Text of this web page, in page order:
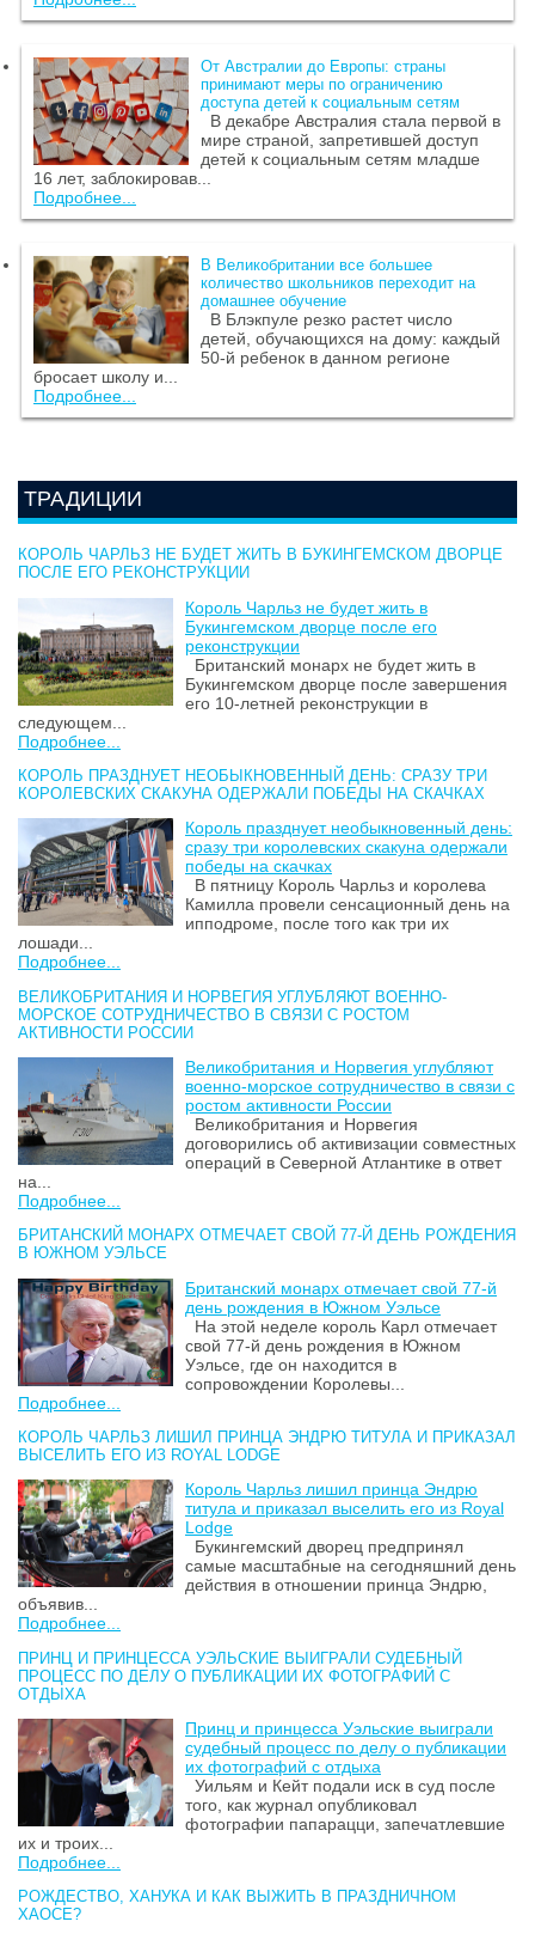
От Австралии до Европы: страны
принимают меры по ограничению
доступа детей к социальным сетям
В декабре Австралия стала первой в
мире страной, запретившей доступ
детей к социальным сетям младше
16 лет, заблокировав...
Подробнее...
В Великобритании все большее
количество школьников переходит на
домашнее обучение
В Блэкпуле резко растет число
детей, обучающихся на дому: каждый
50-й ребенок в данном регионе
бросает школу и...
Подробнее...
ТРАДИЦИИ
КОРОЛЬ ЧАРЛЬЗ НЕ БУДЕТ ЖИТЬ В БУКИНГЕМСКОМ ДВОРЦЕ
ПОСЛЕ ЕГО РЕКОНСТРУКЦИИ
Король Чарльз не будет жить в
Букингемском дворце после его
реконструкции
Британский монарх не будет жить в
Букингемском дворце после завершения
его 10-летней реконструкции в
следующем...
Подробнее...
КОРОЛЬ ПРАЗДНУЕТ НЕОБЫКНОВЕННЫЙ ДЕНЬ: СРАЗУ ТРИ
КОРОЛЕВСКИХ СКАКУНА ОДЕРЖАЛИ ПОБЕДЫ НА СКАЧКАХ
Король празднует необыкновенный день:
сразу три королевских скакуна одержали
победы на скачках
В пятницу Король Чарльз и королева
Камилла провели сенсационный день на
ипподроме, после того как три их
лошади...
Подробнее...
ВЕЛИКОБРИТАНИЯ И НОРВЕГИЯ УГЛУБЛЯЮТ ВОЕННО-
МОРСКОЕ СОТРУДНИЧЕСТВО В СВЯЗИ С РОСТОМ
АКТИВНОСТИ РОССИИ
Великобритания и Норвегия углубляют
военно-морское сотрудничество в связи с
ростом активности России
Великобритания и Норвегия
договорились об активизации совместных
операций в Северной Атлантике в ответ
на...
Подробнее...
БРИТАНСКИЙ МОНАРХ ОТМЕЧАЕТ СВОЙ 77-Й ДЕНЬ РОЖДЕНИЯ
В ЮЖНОМ УЭЛЬСЕ
Британский монарх отмечает свой 77-й
день рождения в Южном Уэльсе
На этой неделе король Карл отмечает
свой 77-й день рождения в Южном
Уэльсе, где он находится в
сопровождении Королевы...
Подробнее...
КОРОЛЬ ЧАРЛЬЗ ЛИШИЛ ПРИНЦА ЭНДРЮ ТИТУЛА И ПРИКАЗАЛ
ВЫСЕЛИТЬ ЕГО ИЗ ROYAL LODGE
Король Чарльз лишил принца Эндрю
титула и приказал выселить его из Royal
Lodge
Букингемский дворец предпринял
самые масштабные на сегодняшний день
действия в отношении принца Эндрю,
объявив...
Подробнее...
ПРИНЦ И ПРИНЦЕССА УЭЛЬСКИЕ ВЫИГРАЛИ СУДЕБНЫЙ
ПРОЦЕСС ПО ДЕЛУ О ПУБЛИКАЦИИ ИХ ФОТОГРАФИЙ С
ОТДЫХА
Принц и принцесса Уэльские выиграли
судебный процесс по делу о публикации
их фотографий с отдыха
Уильям и Кейт подали иск в суд после
того, как журнал опубликовал
фотографии папарацци, запечатлевшие
их и троих...
Подробнее...
РОЖДЕСТВО, ХАНУКА И КАК ВЫЖИТЬ В ПРАЗДНИЧНОМ
ХАОСЕ?